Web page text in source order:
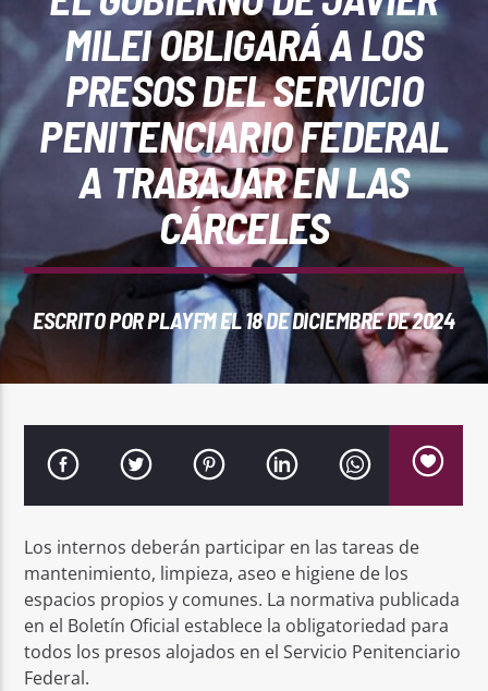
REPRODUCTOR WEB
0:00
PlayFM 95.9
MILEI OBLIGARÁ A LOS
PRESOS DEL SERVICIO
PENITENCIARIO FEDERAL
A TRABAJAR EN LAS
CÁRCELES
ESCRITO PORPLAYFMEL 18 DE DICIEMBRE DE 2024
Los internos deberán participar en las tareas de
mantenimiento, limpieza, aseo e higiene de los
espacios propios y comunes. La normativa publicada
en el Boletín Oficial establece la obligatoriedad para
todos los presos alojados en el Servicio Penitenciario
Federal.